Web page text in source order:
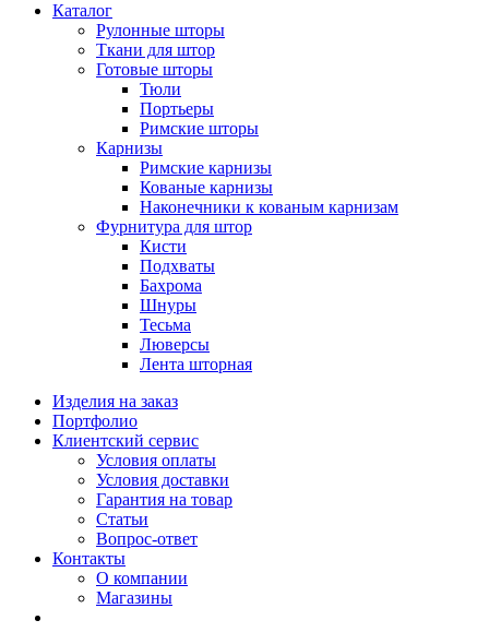
Каталог
Рулонные шторы
Ткани для штор
Готовые шторы
Тюли
Портьеры
Римские шторы
Карнизы
Римские карнизы
Кованые карнизы
Наконечники к кованым карнизам
Фурнитура для штор
Кисти
Подхваты
Бахрома
Шнуры
Тесьма
Люверсы
Лента шторная
Изделия на заказ
Портфолио
Клиентский сервис
Условия оплаты
Условия доставки
Гарантия на товар
Статьи
Вопрос-ответ
Контакты
О компании
Магазины